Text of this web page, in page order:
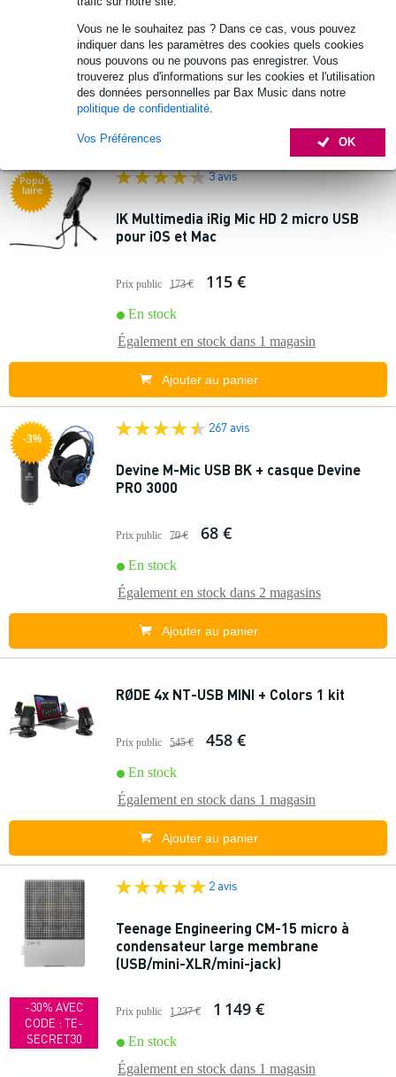
Vous ne le souhaitez pas ? Dans ce cas, vous pouvez
indiquer dans les paramètres des cookies quels cookies
nous pouvons ou ne pouvons pas enregistrer. Vous
trouverez plus d'informations sur les cookies et l'utilisation
des données personnelles par Bax Music dans notre
politique de confidentialité.
OK
Vos Préférences
🔥HOT & NEW
Prix public 422 € 369 €
En stock
Également en stock dans1 magasin
Popu
laire
3 avis
IK Multimedia iRig Mic HD 2 micro USB
pour iOS et Mac
Prix public 173 € 115 €
En stock
Également en stock dans 1 magasin
Ajouter au panier
-3%
267 avis
Devine M-Mic USB BK + casque Devine
PRO 3000
Prix public 70 € 68 €
En stock
Également en stock dans 2 magasins
Ajouter au panier
RØDE 4x NT-USB MINI + Colors 1 kit
Prix public 545 € 458 €
En stock
Également en stock dans 1 magasin
Ajouter au panier
-30% AVEC
CODE : TE-
SECRET30
2 avis
Teenage Engineering CM-15 micro à
condensateur large membrane
(USB/mini-XLR/mini-jack)
Prix public 1 237 € 1 149 €
En stock
Également en stock dans 1 magasin